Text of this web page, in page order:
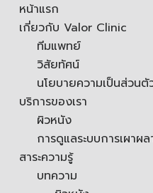
หน้าแรก
เกี่ยวกับ Valor Clinic
ทีมแพทย์
วิสัยทัศน์
นโยบายความเป็นส่วนตั
บริการของเรา
ผิวหนัง
การดูแลระบบการเผา
สาระความรู้
บทความ